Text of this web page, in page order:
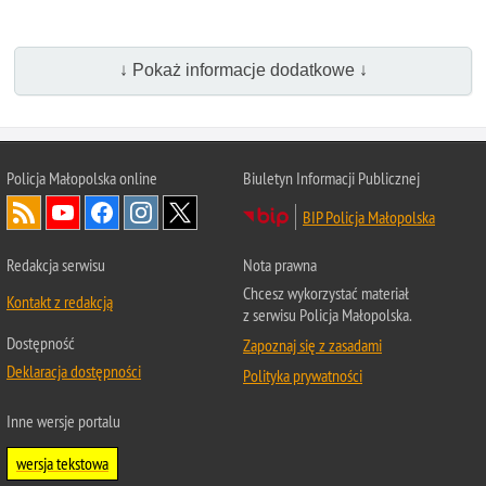
↓ Pokaż informacje dodatkowe ↓
Policja Małopolska online
Biuletyn Informacji Publicznej
BIP Policja Małopolska
Redakcja serwisu
Kontakt z redakcją
Dostępność
Deklaracja dostępności
Nota prawna
Chcesz wykorzystać materiał
z serwisu Policja Małopolska.
Zapoznaj się z zasadami
Polityka prywatności
Inne wersje portalu
wersja tekstowa